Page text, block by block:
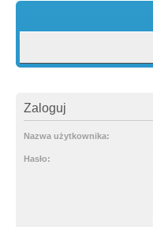
Zaloguj
Nazwa użytkownika:
Hasło: